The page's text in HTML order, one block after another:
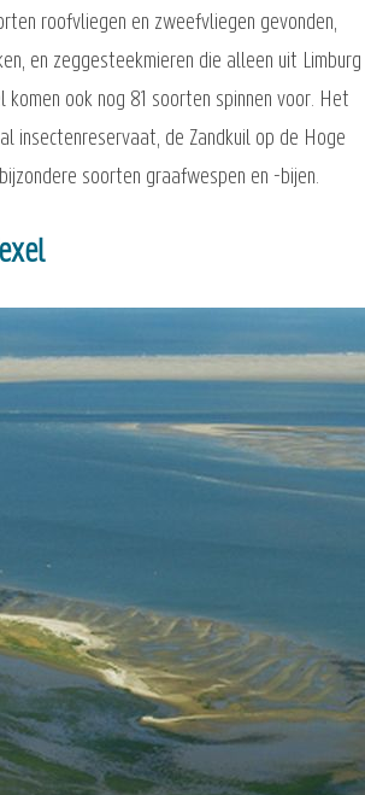
roofvliegen en zweefvliegen gevonden,
en zeggesteekmieren die alleen uit Limburg
komen ook nog 81 soorten spinnen voor. Het
insectenreservaat, de Zandkuil op de Hoge
soorten graafwespen en -bijen.